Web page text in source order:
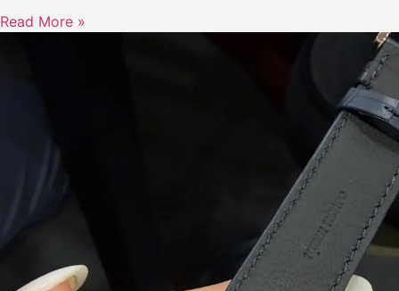
Read More »